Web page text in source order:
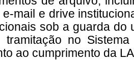
mail e drive
sob a guarda
no
ao cumprimento da